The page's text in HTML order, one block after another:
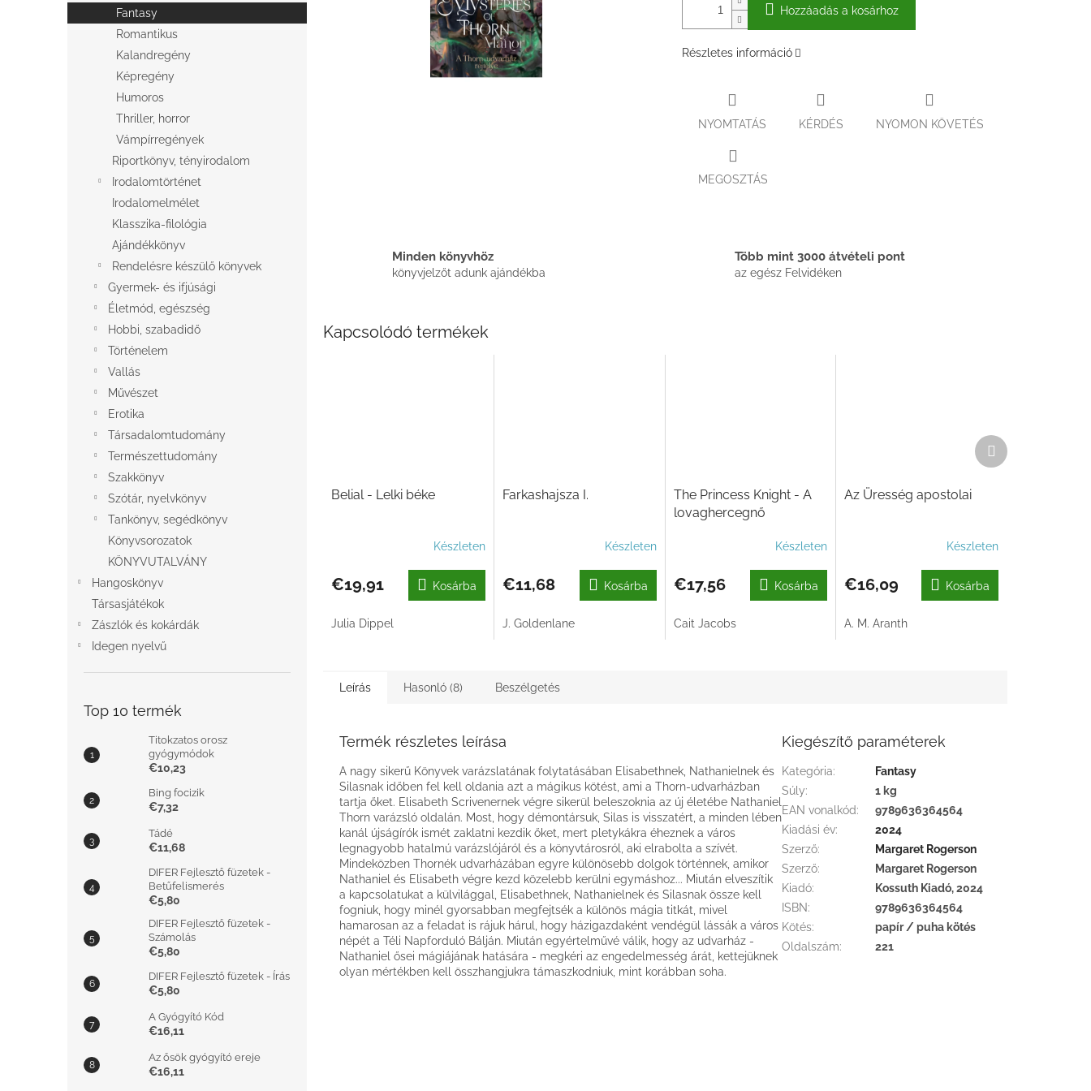
l
Fantasy
Romantikus
Kalandregény
Képregény
Humoros
Thriller, horror
Vámpírregények
Riportkönyv, tényirodalom
Irodalomtörténet
Irodalomelmélet
Klasszika-filológia
Ajándékkönyv
Rendelésre készülő könyvek
Gyermek- és ifjúsági
Életmód, egészség
Hobbi, szabadidő
Történelem
Vallás
Művészet
Erotika
Társadalomtudomány
Természettudomány
Szakkönyv
Szótár, nyelvkönyv
Tankönyv, segédkönyv
Könyvsorozatok
KÖNYVUTALVÁNY
Hangoskönyv
Társasjátékok
Zászlók és kokárdák
Idegen nyelvű
Top 10 termék
Titokzatos orosz
gyógymódok
€10,23
Bing focizik
€7,32
Tádé
€11,68
DIFER Fejlesztő füzetek -
Betűfelismerés
€5,80
DIFER Fejlesztő füzetek -
Számolás
€5,80
DIFER Fejlesztő füzetek - Írás
€5,80
A Gyógyító Kód
€16,11
Az ősök gyógyító ereje
€16,11
Hozzáadás a kosárhoz
Részletes információ
NYOMTATÁS KÉRDÉS NYOMON KÖVETÉS
MEGOSZTÁS
Minden könyvhöz
könyvjelzőt adunk ajándékba
Több mint 3000 átvételi pont
az egész Felvidéken
Kapcsolódó termékek
Belial - Lelki béke
Készleten
€19,91 Kosárba
Julia Dippel
Farkashajsza I.
Készleten
€11,68 Kosárba
J. Goldenlane
The Princess Knight - A
lovaghercegnő
Készleten
€17,56 Kosárba
Cait Jacobs
Az Üresség apostolai
Készleten
€16,09 Kosárba
A. M. Aranth
Következő
termék
Leírás Hasonló (8) Beszélgetés
Termék részletes leírása
A nagy sikerű Könyvek varázslatának folytatásában Elisabethnek, Nathanielnek és
Silasnak időben fel kell oldania azt a mágikus kötést, ami a Thorn-udvarházban
tartja őket. Elisabeth Scrivenernek végre sikerül beleszoknia az új életébe Nathaniel
Thorn varázsló oldalán. Most, hogy démontársuk, Silas is visszatért, a minden lében
kanál újságírók ismét zaklatni kezdik őket, mert pletykákra éheznek a város
legnagyobb hatalmú varázslójáról és a könyvtárosról, aki elrabolta a szívét.
Mindeközben Thornék udvarházában egyre különösebb dolgok történnek, amikor
Nathaniel és Elisabeth végre kezd közelebb kerülni egymáshoz... Miután elveszítik
a kapcsolatukat a külvilággal, Elisabethnek, Nathanielnek és Silasnak össze kell
fogniuk, hogy minél gyorsabban megfejtsék a különös mágia titkát, mivel
hamarosan az a feladat is rájuk hárul, hogy házigazdaként vendégül lássák a város
népét a Téli Napforduló Bálján. Miután egyértelművé válik, hogy az udvarház -
Nathaniel ősei mágiájának hatására - megkéri az engedelmesség árát, kettejüknek
olyan mértékben kell összhangjukra támaszkodniuk, mint korábban soha.
Kiegészítő paraméterek
Kategória:
Fantasy
Súly:
1 kg
EAN vonalkód:
9789636364564
Kiadási év:
2024
Szerző:
Margaret Rogerson
Szerző:
Margaret Rogerson
Kiadó:
Kossuth Kiadó, 2024
ISBN:
9789636364564
Kötés:
papír / puha kötés
Oldalszám: 221